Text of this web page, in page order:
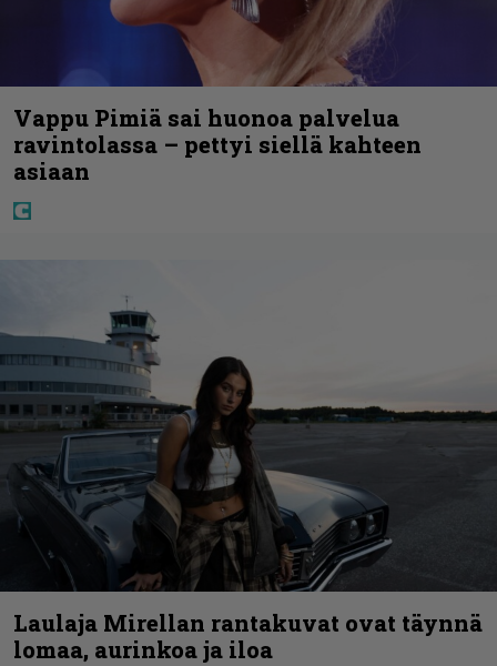
Vappu Pimiä sai huonoa palvelua
ravintolassa – pettyi siellä kahteen
asiaan
Laulaja Mirellan rantakuvat ovat täynnä
lomaa, aurinkoa ja iloa